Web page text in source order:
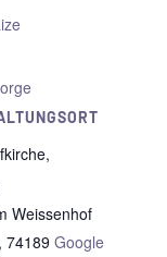
Weissenhof
, 74189 Google